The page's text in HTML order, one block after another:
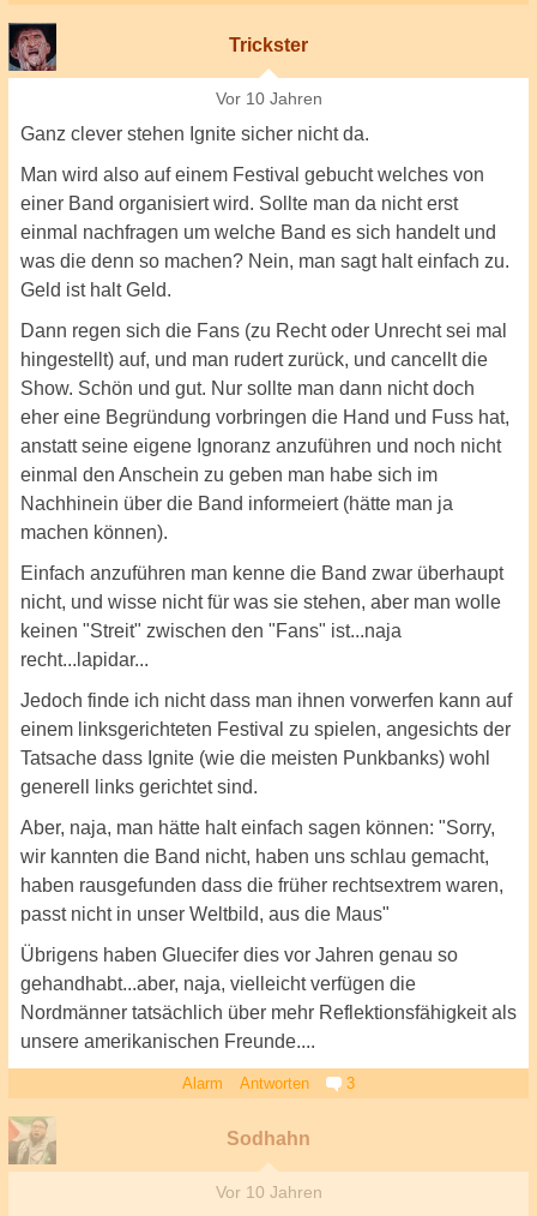
Trickster
Vor 10 Jahren
Ganz clever stehen Ignite sicher nicht da.
Man wird also auf einem Festival gebucht welches von
einer Band organisiert wird. Sollte man da nicht erst
einmal nachfragen um welche Band es sich handelt und
was die denn so machen? Nein, man sagt halt einfach zu.
Geld ist halt Geld.
Dann regen sich die Fans (zu Recht oder Unrecht sei mal
hingestellt) auf, und man rudert zurück, und cancellt die
Show. Schön und gut. Nur sollte man dann nicht doch
eher eine Begründung vorbringen die Hand und Fuss hat,
anstatt seine eigene Ignoranz anzuführen und noch nicht
einmal den Anschein zu geben man habe sich im
Nachhinein über die Band informeiert (hätte man ja
machen können).
Einfach anzuführen man kenne die Band zwar überhaupt
nicht, und wisse nicht für was sie stehen, aber man wolle
keinen "Streit" zwischen den "Fans" ist...naja
recht...lapidar...
Jedoch finde ich nicht dass man ihnen vorwerfen kann auf
einem linksgerichteten Festival zu spielen, angesichts der
Tatsache dass Ignite (wie die meisten Punkbanks) wohl
generell links gerichtet sind.
Aber, naja, man hätte halt einfach sagen können: "Sorry,
wir kannten die Band nicht, haben uns schlau gemacht,
haben rausgefunden dass die früher rechtsextrem waren,
passt nicht in unser Weltbild, aus die Maus"
Übrigens haben Gluecifer dies vor Jahren genau so
gehandhabt...aber, naja, vielleicht verfügen die
Nordmänner tatsächlich über mehr Reflektionsfähigkeit als
unsere amerikanischen Freunde....
Alarm Antworten 3
Sodhahn
Vor 10 Jahren